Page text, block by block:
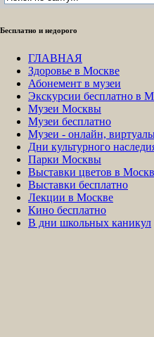
Бесплатно и недорого
ГЛАВНАЯ
Здоровье в Москве
Абонемент в музеи
Экскурсии бесплатно в
Музеи Москвы
Музеи бесплатно
Музеи - онлайн,
Дни культурного
Парки Москвы
Выставки цветов в
Выставки бесплатно
Лекции в Москве
Кино бесплатно
В дни школьных каникул